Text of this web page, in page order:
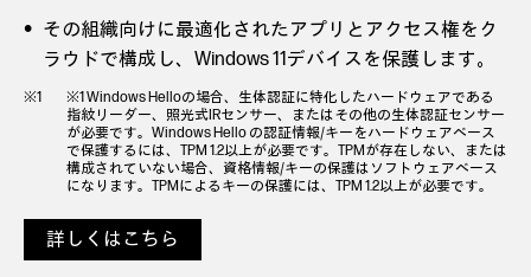
その組織向けに最適化されたアプリとアクセス権をク
ラウドで構成し、Windows 11デバイスを保護します。
※1 Windows Helloの場合、生体認証に特化したハードウェアである
指紋リーダー、照光式IRセンサー、またはその他の生体認証センサー
が必要です。Windows Hello の認証情報/キーをハードウェアベース
で保護するには、TPM 1.2以上が必要です。TPMが存在しない、または
構成されていない場合、資格情報/キーの保護はソフトウェアベース
になります。TPMによるキーの保護には、TPM 1.2以上が必要です。
詳しくはこちら